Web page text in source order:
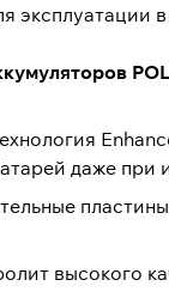
эксплуатации
даже при
высокого